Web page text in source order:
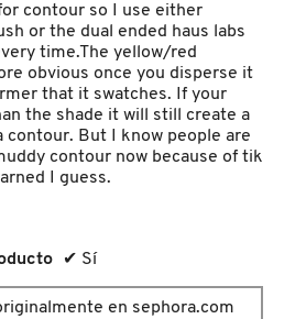
contour so I use either
or the dual ended haus labs
time.The yellow/red
obvious once you disperse it
that it swatches. If your
the shade it will still create a
contour. But I know people are
contour now because of tik
I guess.
✔ Sí
en sephora.com